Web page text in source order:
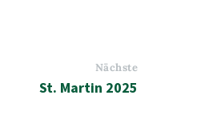
Nächste
St. Martin 2025